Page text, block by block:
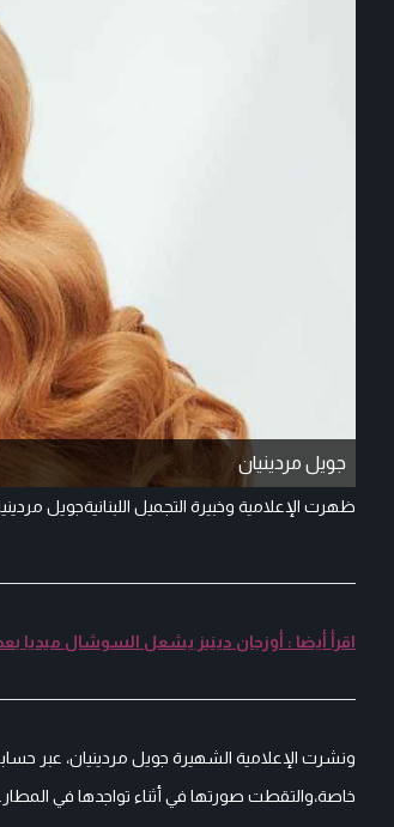
جويل مردينيان
ظهرت الإعلامية وخبيرة التجميل اللبنانيةجويل
اقرأ أيضا : أوزجان دينيز يشعل السوشال ميديا
ونشرت الإعلامية الشهيرة جويل مردينيان، عبر
خاصة،والتقطت صورتها في أثناء تواجدها في المطار.